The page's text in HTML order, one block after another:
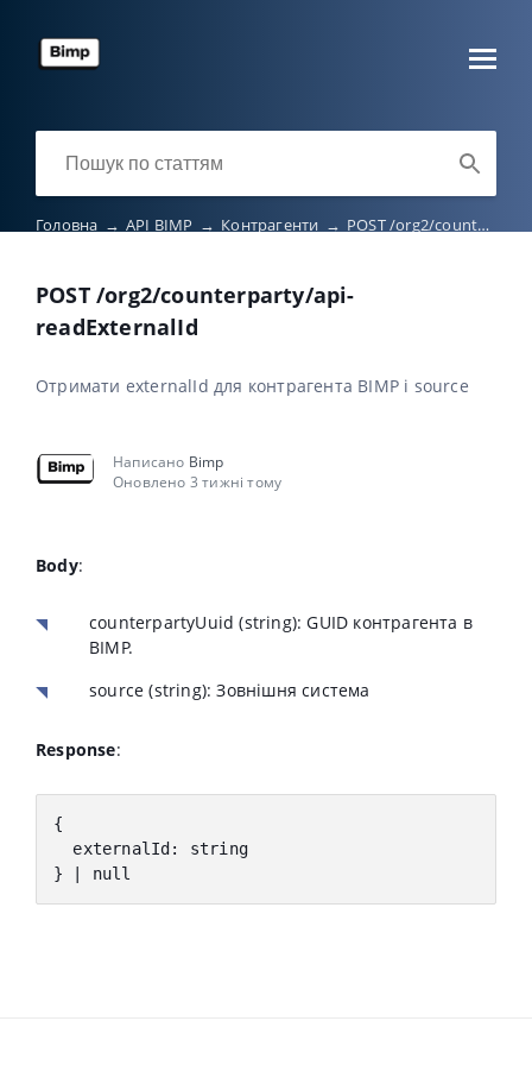
Головна → API BIMP → Контрагенти → POST /org2/counterparty/api-readExternalId
POST /org2/counterparty/api-
readExternalId
Отримати externalId для контрагента BIMP і source
Написано Bimp
Оновлено 3 тижні тому
Body:
counterpartyUuid(string):GUID контрагента в
BIMP.
source(string):Зовнішня система
Response:
{
externalId :
string
} | null